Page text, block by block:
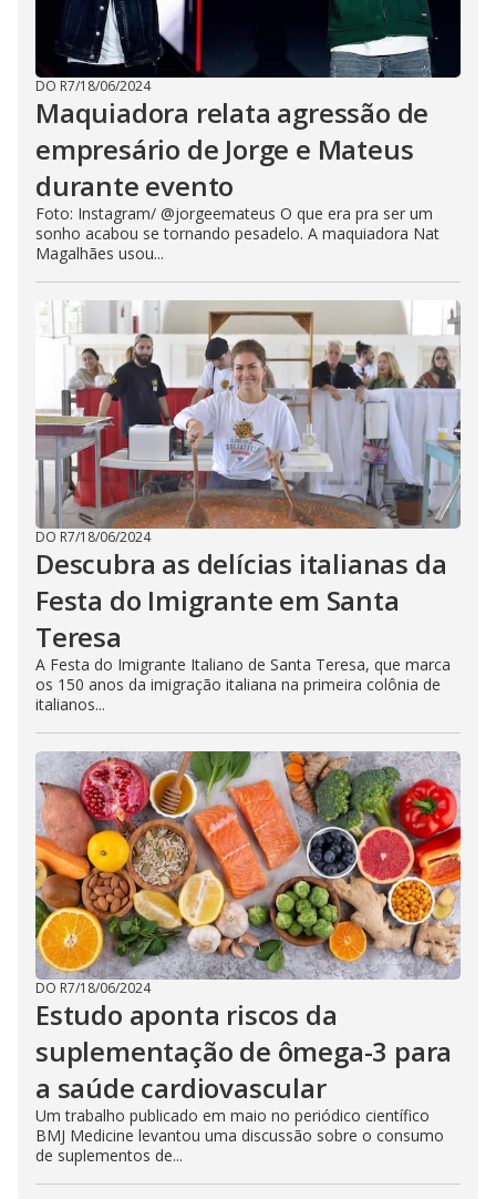
DO R7/18/06/2024
Maquiadora relata agressão de
empresário de Jorge e Mateus
durante evento
Foto: Instagram/ @jorgeemateus O que era pra ser um
sonho acabou se tornando pesadelo. A maquiadora Nat
Magalhães usou...
DO R7/18/06/2024
Descubra as delícias italianas da
Festa do Imigrante em Santa
Teresa
A Festa do Imigrante Italiano de Santa Teresa, que marca
os 150 anos da imigração italiana na primeira colônia de
italianos...
DO R7/18/06/2024
Estudo aponta riscos da
suplementação de ômega-3 para
a saúde cardiovascular
Um trabalho publicado em maio no periódico científico
BMJ Medicine levantou uma discussão sobre o consumo
de suplementos de...